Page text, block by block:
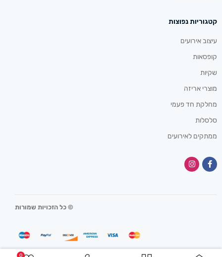
0
קטגוריות נפוצות
עיצוב אירועים
קופסאות
שקיות
מוצרי אריזה
מחלקת חד פעמי
סלסלות
ממתקים לאירועים
© כל הזכויות שמורות